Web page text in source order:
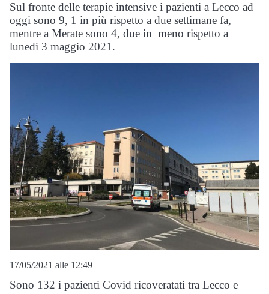
Sul fronte delle terapie intensive i pazienti a Lecco ad
oggi sono 9, 1 in più rispetto a due settimane fa,
mentre a Merate sono 4, due in meno rispetto a
lunedì 3 maggio 2021.
17/05/2021 alle 12:49
Sono 132 i pazienti Covid ricoveratati tra Lecco e